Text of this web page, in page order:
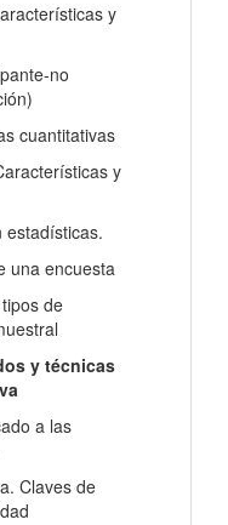
y
no
cuantitativas
y
estadísticas.
una encuesta
de
y técnicas
a las
Claves de